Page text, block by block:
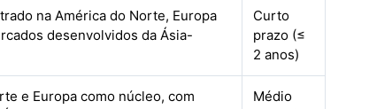
na América do Norte, Europa
desenvolvidos da Ásia-
Curto
prazo (≤
2 anos)
e Europa como núcleo, com
Médio